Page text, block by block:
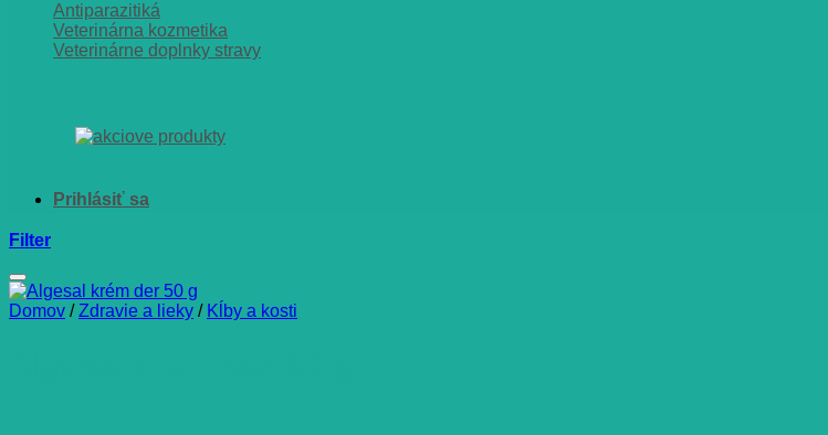
Antiparazitiká
Veterinárna kozmetika
Veterinárne doplnky stravy
Filter
Domov / Zdravie a lieky / Kĺby a kosti